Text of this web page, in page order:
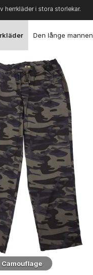
herrkläder i stora storlekar.
Den långe mannen
Camouflage